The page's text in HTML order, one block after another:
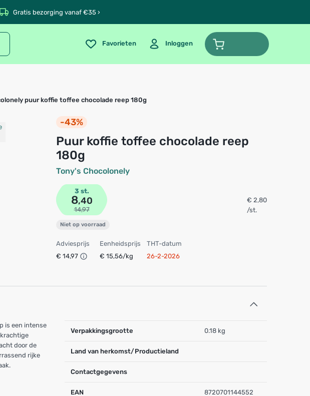
Gratis bezorging vanaf €35 ›
Favorieten Inloggen
puur koffie toffee chocolade reep 180g
-43%
puur koffie toffee chocolade reep
180g
Tony's Chocolonely
3 st.
8,40
14,97
€ 2,80
/st.
Niet op voorraad
Adviesprijs
€ 14,97
Eenheidsprijs
€ 15,56/kg
THT-datum
26-2-2026
is een intense
door de
rijke
Verpakkingsgrootte 0.18 kg
Land van herkomst/Productieland
Contactgegevens
EAN 8720701144552